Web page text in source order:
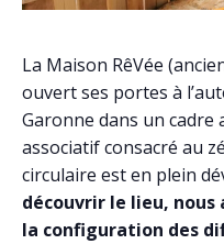
La Maison RêVée
ouvert ses portes à
Garonne dans un cadre
associatif consacré au
circulaire est en plein
découvrir le lieu, nous
la configuration des